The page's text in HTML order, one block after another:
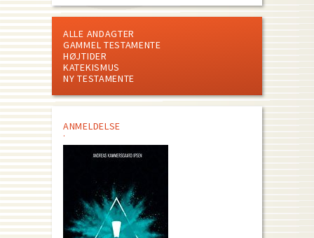
ALLE ANDAGTER
GAMMEL TESTAMENTE
HØJTIDER
KATEKISMUS
NY TESTAMENTE
ANMELDELSE